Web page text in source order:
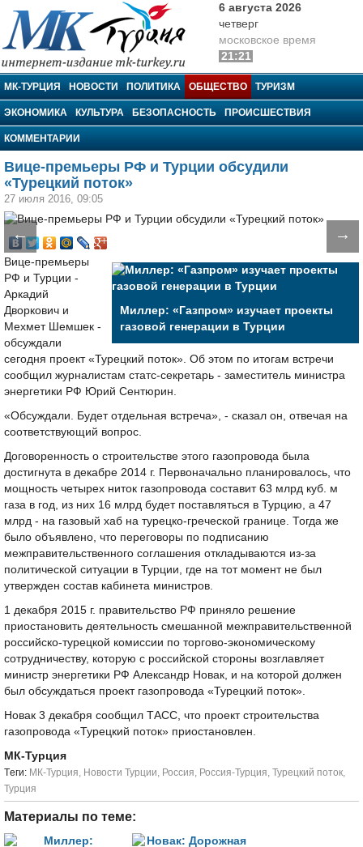
МК-Турция
6 августа 2026
четверг
московское время
21:21
МК-ТУРЦИЯ НОВОСТИ ПОЛИТИКА ОБЩЕСТВО ТУРИЗМ
ЭКОНОМИКА КУЛЬТУРА БЕЗОПАСНОСТЬ ПРОИСШЕСТВИЯ
КОММЕНТАРИИ
Вице-премьеры РФ и Турции обсудили
«Турецкий поток»
27 июля 2016, 09:05
← →
Миллер: «Газпром» изучает проекты
газовой генерации в Турции
Вице-премьеры
РФ и Турции -
Аркадий
Дворкович и
Мехмет Шемшек -
обсуждали
сегодня проект «Турецкий поток». Об этом по итогам встречи
сообщил журналистам статс-секретарь - заместитель министра
энергетики РФ Юрий Сентюрин.
«Обсуждали. Будет отдельная встреча», - сказал он, отвечая на
соответствующий вопрос.
Договоренность о строительстве этого газопровода была
достигнута в декабре 2014 г. Первоначально планировалось, что
мощность четырех ниток газопровода составит 63 млрд куб. м
газа в год, из них 16 млрд будет поставляться в Турцию, а 47
млрд - на газовый хаб на турецко-греческой границе. Тогда же
было объявлено, что переговоры по подписанию
межправительственного соглашения откладываются из-за
политической ситуации в Турции, где на тот момент не был
утвержден состав кабинета министров.
1 декабря 2015 г. правительство РФ приняло решение
приостановить деятельность смешанной межправительственной
российско-турецкой комиссии по торгово-экономическому
сотрудничеству, которую с российской стороны возглавляет
министр энергетики РФ Александр Новак, и на которой должен
был обсуждаться проект газопровода «Турецкий поток».
Новак 3 декабря сообщил ТАСС, что проект строительства
газопровода «Турецкий поток» приостановлен.
МК-Турция
Tеги: МК-Турция, Новости Турции, Россия, Россия-Турция, Турецкий поток,
Турция
Материалы по теме: